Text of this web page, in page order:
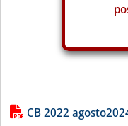
Lista allegati PDF
CB 2022